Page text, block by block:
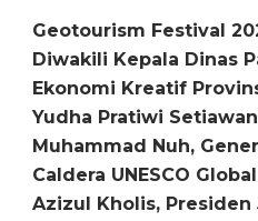
Geotourism Festival
Diwakili Kepala Dinas
Ekonomi Kreatif
Yudha Pratiwi
Muhammad Nuh,
Caldera UNESCO
Azizul Kholis, Presiden